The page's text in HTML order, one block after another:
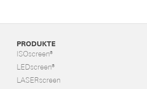
PRODUKTE
ISOscreen®
LEDscreen®
LASERscreen